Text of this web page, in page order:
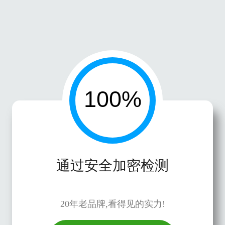
通过安全加密检测
20年老品牌,看得见的实力!